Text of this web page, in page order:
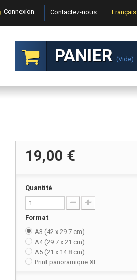
Français
Contactez-nous
Connexion
PANIER (vide)
19,00 €
Quantité
Format
A3 (42 x 29.7 cm)
A4 (29.7 x 21 cm)
A5 (21 x 14.8 cm)
Print panoramique XL